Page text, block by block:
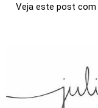
Veja este post com